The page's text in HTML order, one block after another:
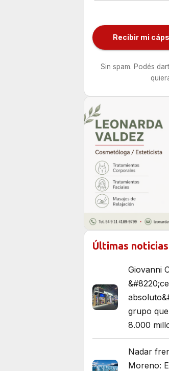
Recibir mi
Sin spam. Podés
Últimas noticias
Giovanni
grupo
8.000
Nadar
Moreno: